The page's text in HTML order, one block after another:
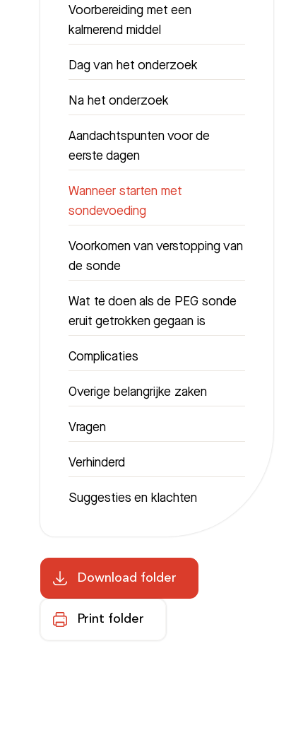
Voorbereiding met een
kalmerend middel
Dag van het onderzoek
Na het onderzoek
Aandachtspunten voor de
eerste dagen
Wanneer starten met
sondevoeding
Voorkomen van verstopping van
de sonde
Wat te doen als de PEG sonde
eruit getrokken gegaan is
Complicaties
Overige belangrijke zaken
Vragen
Verhinderd
Suggesties en klachten
Download folder
Print folder